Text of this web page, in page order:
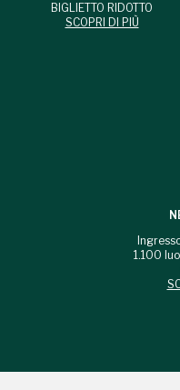
BIGLIETTO RIDOTTO
SCOPRI DI PIÙ
1.100